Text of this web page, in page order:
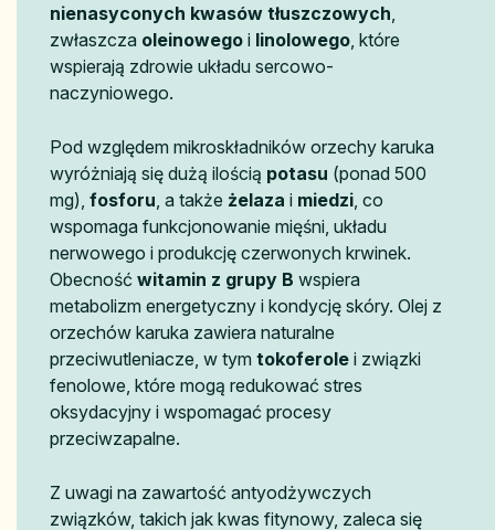
nienasyconych kwasów tłuszczowych
zwłaszcza oleinowego i linolowego , które
wspierają zdrowie układu sercowo-
naczyniowego.
Pod względem mikroskładników orzechy karuka
wyróżniają się dużą ilością potasu (ponad 500
mg), fosforu , a także żelaza i miedzi , co
wspomaga funkcjonowanie mięśni, układu
nerwowego i produkcję czerwonych krwinek.
Obecność witamin z grupy B wspiera
metabolizm energetyczny i kondycję skóry. Olej z
orzechów karuka zawiera naturalne
przeciwutleniacze, w tym tokoferole i związki
fenolowe, które mogą redukować stres
oksydacyjny i wspomagać procesy
przeciwzapalne.
Z uwagi na zawartość antyodżywczych
związków, takich jak kwas fitynowy, zaleca się